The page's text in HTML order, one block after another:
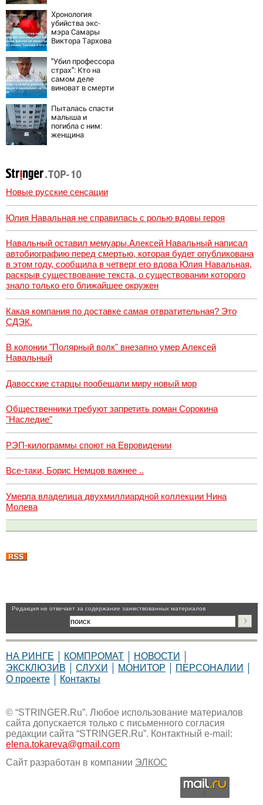
Зеленский
поставил задачу
своим
дипломатам
Хронология
убийства экс-
мэра Самары
Виктора Тархова
шокирующих
фактов, новые
подробности
"Убил профессора
страх": Кто на
самом деле
виноват в смерти
остановившего
мальчишек на
поле с горохом
Пыталась спасти
малыша и
погибла с ним:
женщина
06/08/2026 –
Новости
Новые русские сенсации
Юлия Навальная не справилась с ролью вдовы героя
Навальный оставил мемуары.Алексей Навальный написал
автобиографию перед смертью, которая будет опубликована
в этом году, сообщила в четверг его вдова Юлия Навальная,
раскрыв существование текста, о существовании которого
знало только его ближайшее окружен
Какая компания по доставке самая отвратительная? Это
СДЭК.
В колонии "Полярный волк" внезапно умер Алексей
Навальный
Давосские старцы пообещали миру новый мор
Общественники требуют запретить роман Сорокина
"Наследие"
РЭП-килограммы споют на Евровидении
Все-таки, Борис Немцов важнее ..
Умерла владелица двухмиллиардной коллекции Нина
Молева
Pедакция не отвечает за содержание заимствованных материалов
НА РИНГЕ КОМПРОМАТ
НОВОСТИ
ЭКСКЛЮЗИВ
СЛУХИ МОНИТОР
ПЕРСОНАЛИИ
О проекте
Контакты
© “STRINGER.Ru”. Любое использование материалов
сайта допускается только с письменного согласия
редакции сайта “STRINGER.Ru”. Контактный e-mail:
elena.tokareva@gmail.com
Сайт разработан в компании ЭЛКОС